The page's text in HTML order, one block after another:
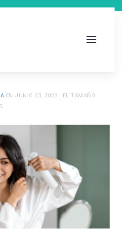
EN JUNIO 23, 2023.. EL TAMAÑO